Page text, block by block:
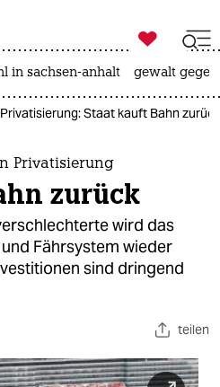
ich
ich

taz zahl ich
in sachsen-anhalt gewalt
Staat kauft Bahn zurück
Privatisierung
zurück
wird das
Fährsystem wieder
sind dringend
teilen